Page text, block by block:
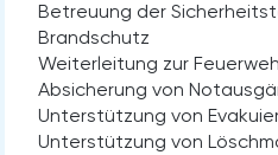
Betreuung der
Brandschutz
Weiterleitung zur
Absicherung von
Unterstützung von
Unterstützung von